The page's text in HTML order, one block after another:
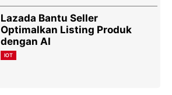
Lazada Bantu Seller
Optimalkan Listing Produk
dengan AI
IOT